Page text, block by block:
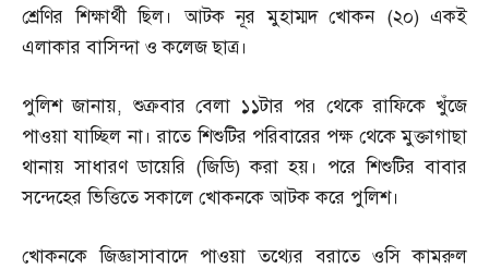
শ্রেণির শিক্ষার্থী ছিল। আটক নূর মুহাম্মদ খোকন (২০) একই
এলাকার বাসিন্দা ও কলেজ ছাত্র।
পুলিশ জানায়, শুক্রবার বেলা ১১টার পর থেকে রাফিকে খুঁজে
পাওয়া যাচ্ছিল না। রাতে শিশুটির পরিবারের পক্ষ থেকে মুক্তাগাছা
থানায় সাধারণ ডায়েরি (জিডি)করা হয়। পরে শিশুটির বাবার
সন্দেহের ভিত্তিতে সকালে খোকনকে আটক করে পুলিশ।
খোকনকে জিজ্ঞাসাবাদে পাওয়া তথ্যের বরাতে ওসি কামরুল